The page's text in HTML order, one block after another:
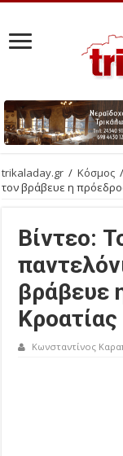
trikaladay.gr / Κόσμος /
τον βράβευε η
Βίντεο:
βράβευε
Κροατίας
Κωνσταντίνος